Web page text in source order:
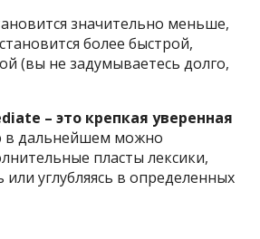
значительно меньше,
более быстрой,
(вы не задумываетесь долго,
– это крепкая уверенная
в дальнейшем можно
пласты лексики,
углубляясь в определенных